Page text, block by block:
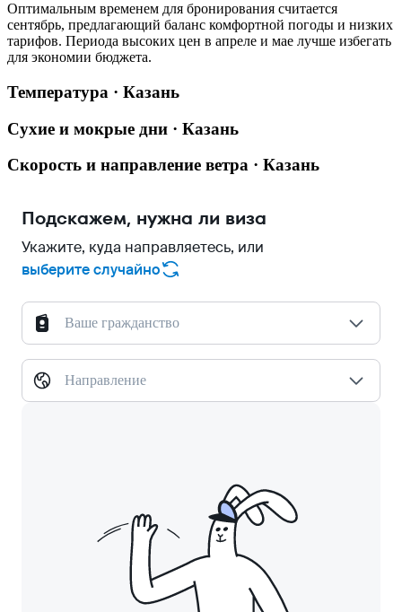
Оптимальным временем для бронирования считается
сентябрь, предлагающий баланс комфортной погоды и низких
тарифов. Периода высоких цен в апреле и мае лучше избегать
для экономии бюджета.
Температура · Казань
Сухие и мокрые дни · Казань
Скорость и направление ветра · Казань
Подскажем, нужна ли виза
Укажите, куда направляетесь, или
выберите случайно
Ваше гражданство
Направление